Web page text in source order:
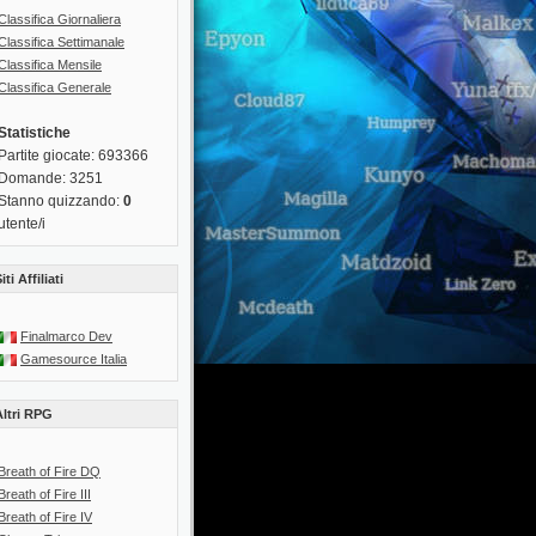
Giornaliera
Settimanale
Mensile
Generale
giocate: 693366
3251
quizzando: 0
i
Affiliati
Finalmarco Dev
Gamesource Italia
RPG
of Fire DQ
of Fire III
of Fire IV